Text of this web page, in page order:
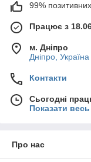
99% позитивних
Працює з
м. Дніпро
Дніпро, Україна
Контакти
Сьогодні
Показати
Про нас